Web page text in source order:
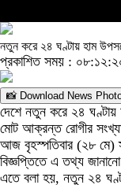
নতুন করে ২৪ ঘণ্টায় হাম
প্রকাশিত সময় :
📸 Download News
দেশে নতুন করে ২৪ ঘণ্টায়
মোট আক্রন্ত রোগীর
আজ বৃহস্পতিবার (২৮ মে)
বিজ্ঞপ্তিতে এ তথ্য
এতে বলা হয়, নতুন ২৪